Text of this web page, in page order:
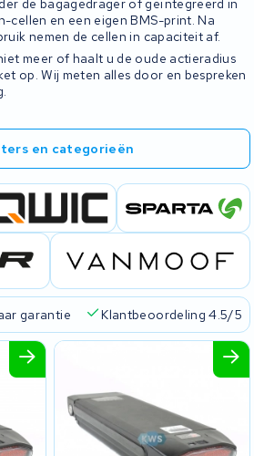
de bagagedrager of geïntegreerd in
cellen en een eigen BMS-print. Na
nemen de cellen in capaciteit af.
meer of haalt u de oude actieradius
op. Wij meten alles door en bespreken
en categorieën
garantie Klantbeoordeling 4.5/5